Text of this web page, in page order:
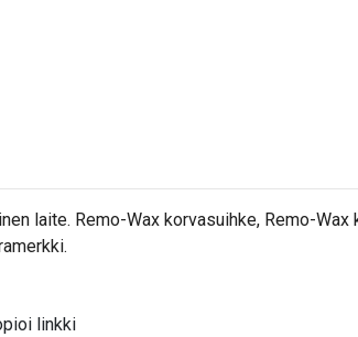
laite. Remo-Wax korvasuihke, Remo-
linkki